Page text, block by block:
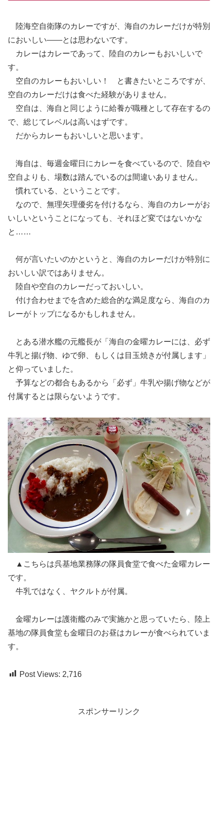
陸海空自衛隊のカレーですが、海自のカレーだけが特別
においしい――とは思わないです。
カレーはカレーであって、陸自のカレーもおいしいで
す。
空自のカレーもおいしい！ と書きたいところですが、
空自のカレーだけは食べた経験がありません。
空自は、海自と同じように給養が職種として存在するの
で、総じてレベルは高いはずです。
だからカレーもおいしいと思います。
海自は、毎週金曜日にカレーを食べているので、陸自や
空自よりも、場数は踏んでいるのは間違いありません。
慣れている、ということです。
なので、無理矢理優劣を付けるなら、海自のカレーがお
いしいということになっても、それほど変ではないかな
と……
何が言いたいのかというと、海自のカレーだけが特別に
おいしい訳ではありません。
陸自や空自のカレーだっておいしい。
付け合わせまでを含めた総合的な満足度なら、海自のカ
レーがトップになるかもしれません。
とある潜水艦の元艦長が「海自の金曜カレーには、必ず
牛乳と揚げ物、ゆで卵、もしくは目玉焼きが付属します」
と仰っていました。
予算などの都合もあるから「必ず」牛乳や揚げ物などが
付属するとは限らないようです。
▲こちらは呉基地業務隊の隊員食堂で食べた金曜カレー
です。
牛乳ではなく、ヤクルトが付属。
金曜カレーは護衛艦のみで実施かと思っていたら、陸上
基地の隊員食堂も金曜日のお昼はカレーが食べられていま
す。
Post Views: 2,716
スポンサーリンク